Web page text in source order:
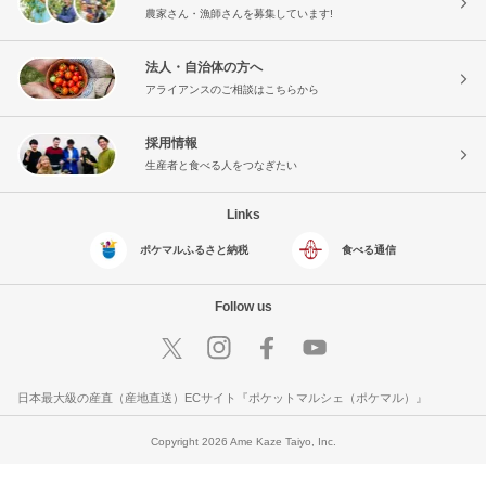
農家さん・漁師さんを募集しています!
法人・自治体の方へ
アライアンスのご相談はこちらから
採用情報
生産者と食べる人をつなぎたい
Links
ポケマルふるさと納税 食べる通信
Follow us
日本最大級の産直（産地直送）ECサイト『ポケットマルシェ（ポケマル）』
Copyright 2026 Ame Kaze Taiyo, Inc.